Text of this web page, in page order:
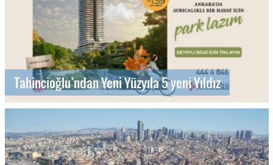
Tahincioğlu’ndan Yeni Yüzyıla 5 yeni Yıldız